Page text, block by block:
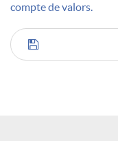
compte de valors.
C